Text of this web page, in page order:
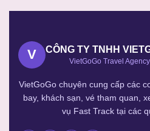
V CÔNG TY TNHH
VietGoGo Travel Agency
VietGoGo chuyên cung cấp các
bay, khách sạn, vé tham quan,
vụ Fast Track tại các